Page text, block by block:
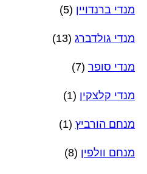
מנדי ברנדויין (5)
מנדי גולדברג (13)
מנדי סופר (7)
מנדי קלצקין (1)
מנחם הורביץ (1)
מנחם וולפין (8)